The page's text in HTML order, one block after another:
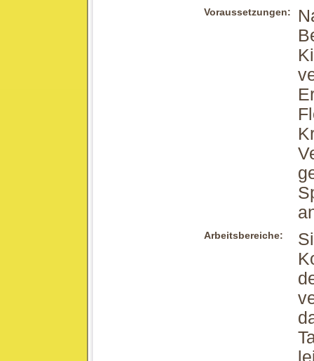
Voraussetzungen:
Arbeitsbereiche: